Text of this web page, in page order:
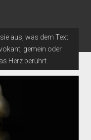
open
dropdown
menu
aus, was dem Text
gemein oder
Herz berührt.